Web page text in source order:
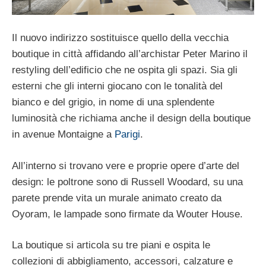
Il nuovo indirizzo sostituisce quello della vecchia
boutique in città affidando all’archistar Peter Marino il
restyling dell’edificio che ne ospita gli spazi. Sia gli
esterni che gli interni giocano con le tonalità del
bianco e del grigio, in nome di una splendente
luminosità che richiama anche il design della boutique
in avenue Montaigne a Parigi.
All’interno si trovano vere e proprie opere d’arte del
design: le poltrone sono di Russell Woodard, su una
parete prende vita un murale animato creato da
Oyoram, le lampade sono firmate da Wouter House.
La boutique si articola su tre piani e ospita le
collezioni di abbigliamento, accessori, calzature e